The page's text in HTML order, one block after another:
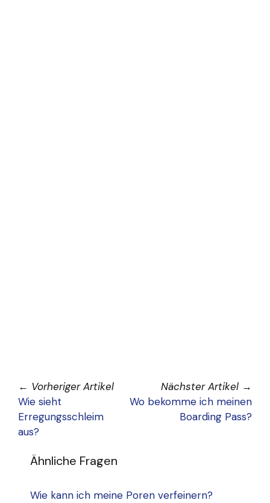
← Vorheriger Artikel
Wie sieht
Erregungsschleim
aus?
Nächster Artikel →
Wo bekomme ich meinen
Boarding Pass?
Ähnliche Fragen
Wie kann ich meine Poren verfeinern?